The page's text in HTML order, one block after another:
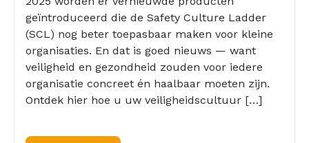
geïntroduceerd die de Safety Culture Ladder
(SCL) nog beter toepasbaar maken voor kleine
organisaties. En dat is goed nieuws — want
veiligheid en gezondheid zouden voor iedere
organisatie concreet én haalbaar moeten zijn.
Ontdek hier hoe u uw veiligheidscultuur […]